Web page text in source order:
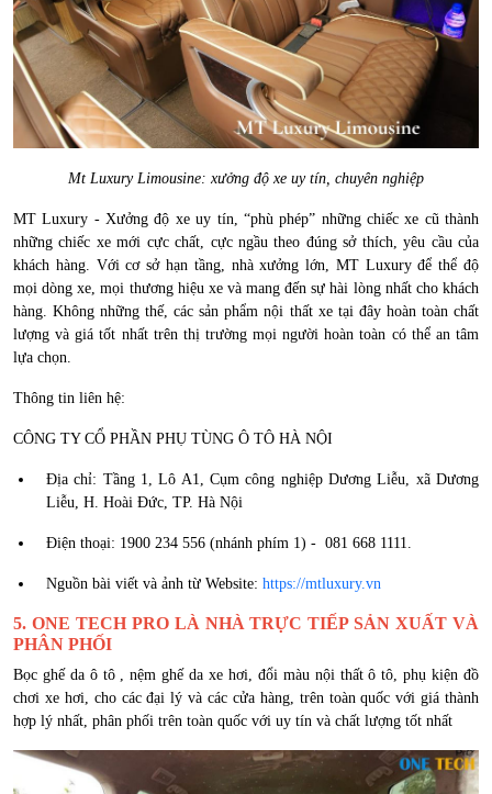
Mt Luxury Limousine: xưởng độ xe uy tín, chuyên nghiệp
MT Luxury - Xưởng độ xe uy tín, “phù phép” những chiếc xe cũ thành
những chiếc xe mới cực chất, cực ngầu theo đúng sở thích, yêu cầu của
khách hàng. Với cơ sở hạn tầng, nhà xưởng lớn, MT Luxury để thể độ
mọi dòng xe, mọi thương hiệu xe và mang đến sự hài lòng nhất cho khách
hàng. Không những thế, các sản phẩm nội thất xe tại đây hoàn toàn chất
lượng và giá tốt nhất trên thị trường mọi người hoàn toàn có thể an tâm
lựa chọn.
Thông tin liên hệ:
CÔNG TY CỔ PHẦN PHỤ TÙNG Ô TÔ HÀ NỘI
Địa chỉ: Tầng 1, Lô A1, Cụm công nghiệp Dương Liễu, xã Dương
Liễu, H. Hoài Đức, TP. Hà Nội
Điện thoại: 1900 234 556 (nhánh phím 1) - 081 668 1111.
Nguồn bài viết và ảnh từ Website: https://mtluxury.vn
5. ONE TECH PRO LÀ NHÀ TRỰC TIẾP SẢN XUẤT VÀ
PHÂN PHỐI
Bọc ghế da ô tô , nệm ghế da xe hơi, đổi màu nội thất ô tô, phụ kiện đồ
chơi xe hơi, cho các đại lý và các cửa hàng, trên toàn quốc với giá thành
hợp lý nhất, phân phối trên toàn quốc với uy tín và chất lượng tốt nhất